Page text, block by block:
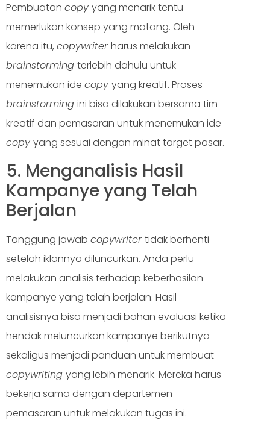
Pembuatan copy yang menarik tentu
memerlukan konsep yang matang. Oleh
karena itu, copywriter harus melakukan
brainstorming terlebih dahulu untuk
menemukan ide copy yang kreatif. Proses
brainstorming ini bisa dilakukan bersama tim
kreatif dan pemasaran untuk menemukan ide
copy yang sesuai dengan minat target pasar.
5. Menganalisis Hasil
Kampanye yang Telah
Berjalan
Tanggung jawab copywriter tidak berhenti
setelah iklannya diluncurkan. Anda perlu
melakukan analisis terhadap keberhasilan
kampanye yang telah berjalan. Hasil
analisisnya bisa menjadi bahan evaluasi ketika
hendak meluncurkan kampanye berikutnya
sekaligus menjadi panduan untuk membuat
copywriting yang lebih menarik. Mereka harus
bekerja sama dengan departemen
pemasaran untuk melakukan tugas ini.